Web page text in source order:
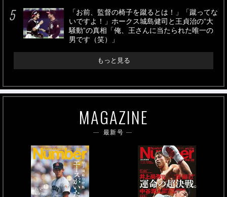
「お前、監督の椅子を蹴るとは！」「蹴ってな
いですよ！」ホークス城島健司と王貞治の“大
騒動”の真相「俺、王さんに当たられた唯一の
男です（笑）」
もっと見る
MAGAZINE
最新号